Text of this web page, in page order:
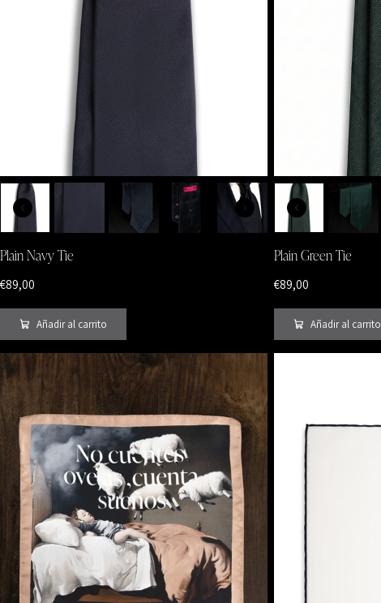
Plain Navy Tie
€89,00
Añadir al carrito
Plain Green Tie
€89,00
Añadir al carrito